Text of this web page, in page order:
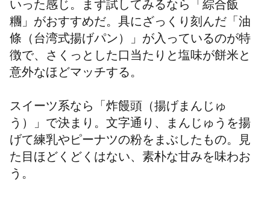
いった感じ。まず試してみるなら「綜合飯
糰」がおすすめだ。具にざっくり刻んだ「油
條（台湾式揚げパン）」が入っているのが特
徴で、さくっとした口当たりと塩味が餅米と
意外なほどマッチする。
スイーツ系なら「炸饅頭（揚げまんじゅ
う）」で決まり。文字通り、まんじゅうを揚
げて練乳やピーナツの粉をまぶしたもの。見
た目ほどくどくはない、素朴な甘みを味わお
う。